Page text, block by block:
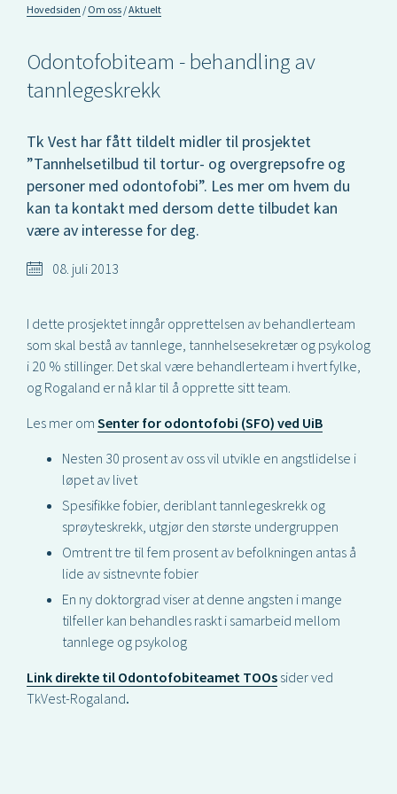
Hovedsiden Om oss Aktuelt
Odontofobiteam - behandling av
tannlegeskrekk
Tk Vest har fått tildelt midler til prosjektet
”Tannhelsetilbud til tortur- og overgrepsofre og
personer med odontofobi”. Les mer om hvem du
kan ta kontakt med dersom dette tilbudet kan
være av interesse for deg.
08. juli 2013
I dette prosjektet inngår opprettelsen av behandlerteam
som skal bestå av tannlege, tannhelsesekretær og psykolog
i 20 % stillinger. Det skal være behandlerteam i hvert fylke,
og Rogaland er nå klar til å opprette sitt team.
Les mer om Senter for odontofobi (SFO) ved UiB
Nesten 30 prosent av oss vil utvikle en angstlidelse i
løpet av livet
Spesifikke fobier, deriblant tannlegeskrekk og
sprøyteskrekk, utgjør den største undergruppen
Omtrent tre til fem prosent av befolkningen antas å
lide av sistnevnte fobier
En ny doktorgrad viser at denne angsten i mange
tilfeller kan behandles raskt i samarbeid mellom
tannlege og psykolog
Link direkte til Odontofobiteamet TOOs sider ved
TkVest-Rogaland.